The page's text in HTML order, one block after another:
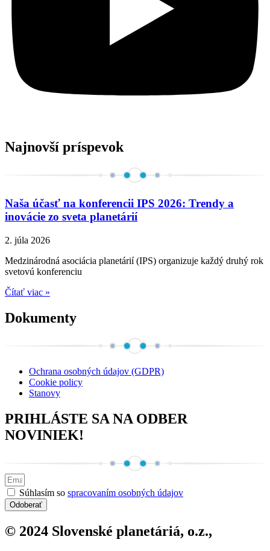
Najnovší príspevok
Naša účasť na konferencii IPS 2026: Trendy a
inovácie zo sveta planetárií
2. júla 2026
Medzinárodná asociácia planetárií (IPS) organizuje každý druhý rok
svetovú konferenciu
Čítať viac »
Dokumenty
Ochrana osobných údajov (GDPR)
Cookie policy
Stanovy
PRIHLÁSTE SA NA ODBER
NOVINIEK!
Súhlasím so spracovaním osobných údajov
Odoberať
© 2024 Slovenské planetáriá, o.z.,